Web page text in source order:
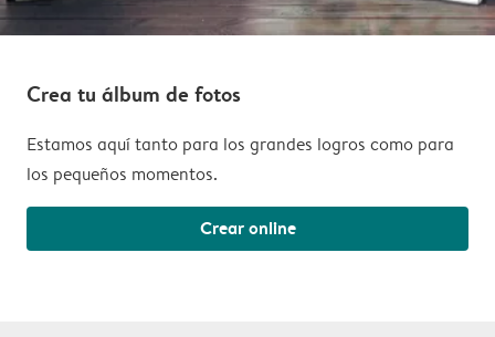
Crea tu álbum de fotos
Estamos aquí tanto para los grandes logros como para
los pequeños momentos.
Crear online